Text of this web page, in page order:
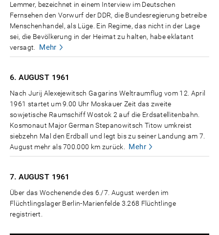
Lemmer, bezeichnet in einem Interview im Deutschen
Fernsehen den Vorwurf der DDR, die Bundesregierung betreibe
Menschenhandel, als Lüge. Ein Regime, das nicht in der Lage
sei, die Bevölkerung in der Heimat zu halten, habe eklatant
versagt.
Mehr
6. AUGUST 1961
Nach Jurij Alexejewitsch Gagarins Weltraumflug vom 12. April
1961 startet um 9.00 Uhr Moskauer Zeit das zweite
sowjetische Raumschiff Wostok 2 auf die Erdsatellitenbahn.
Kosmonaut Major German Stepanowitsch Titow umkreist
siebzehn Mal den Erdball und legt bis zu seiner Landung am 7.
August mehr als 700.000 km zurück.
Mehr
7. AUGUST 1961
Über das Wochenende des 6./7. August werden im
Flüchtlingslager Berlin-Marienfelde 3.268 Flüchtlinge
registriert.